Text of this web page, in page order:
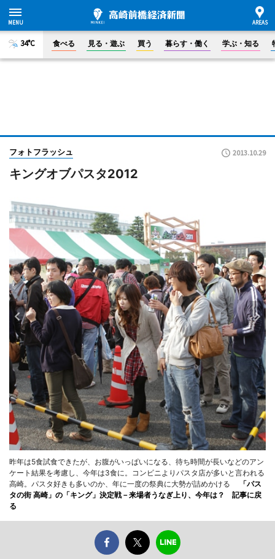
34°C 食べる 見る・遊ぶ 買う 暮らす・働く 学ぶ・知る
フォトフラッシュ 2013.10.29
キングオブパスタ2012
昨年は5食試食できたが、お腹がいっぱいになる、待ち時間が長いなどのアン
ケート結果を考慮し、今年は3食に。コンビニよりパスタ店が多いと言われる
高崎。パスタ好きも多いのか、年に一度の祭典に大勢が詰めかける
「パス
タの街 高崎」の「キング」決定戦－来場者うなぎ上り、今年は？ 記事に戻
る